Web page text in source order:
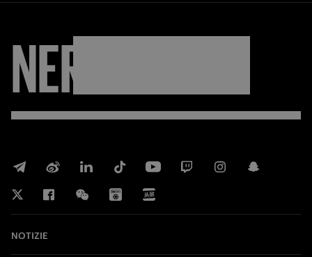
NERAZZURRI
NOTIZIE